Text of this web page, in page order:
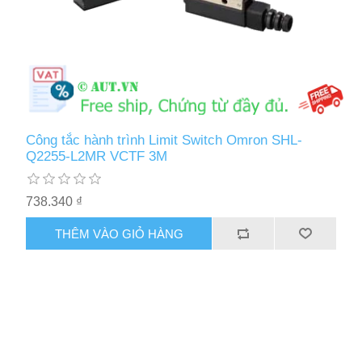
Công tắc hành trình Limit Switch Omron SHL-
Q2255-L2MR VCTF 3M
738.340 ₫
THÊM VÀO GIỎ HÀNG